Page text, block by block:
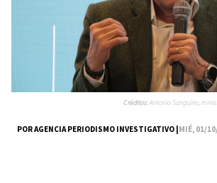
POR AGENCIA PERIODISMO INVESTIGATIVO |MIÉ, 01/
Créditos:Antonio Sanguino,